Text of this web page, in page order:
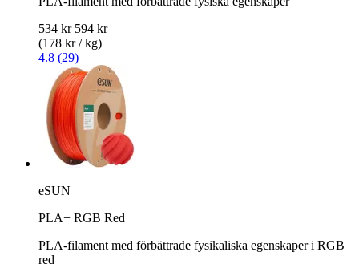
534 kr 594 kr
(178 kr / kg)
4.8 (29)
eSUN
PLA+ RGB Red
PLA-filament med förbättrade fysikaliska egenskaper i RGB
red